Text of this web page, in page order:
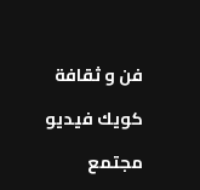
فن و ثقافة
كويك فيديو
مجتمع